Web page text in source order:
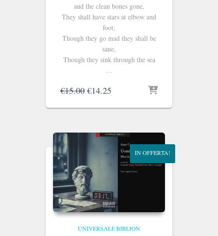
and the clean bones gone,
They shall have stars at elbow and
foot;
Though they go mad they shall be
sane,
Though they sink through the sea
…
€15.00 Il
originale
€15.00.
€14.25
attuale
€14.25.
IN OFFERTA!
UNIVERSALE BIBLION